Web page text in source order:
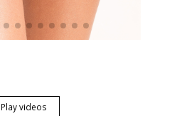
Play videos